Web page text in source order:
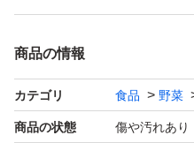
☆配送中による多少のイタ
商品の情報
カテゴリ 食品 野菜
商品の状態 傷や汚れあり